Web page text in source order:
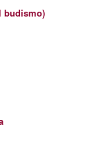
budismo)